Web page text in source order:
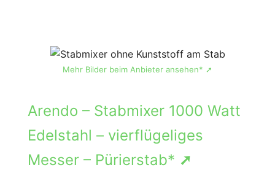
Mehr Bilder beim Anbieter ansehen* ➚
Arendo – Stabmixer 1000 Watt
Edelstahl – vierflügeliges
Messer – Pürierstab* ➚